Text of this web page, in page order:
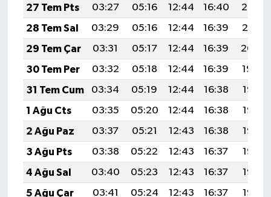
27 Tem Pts
03:27 05:16 12:44 16:40
20:02
28 Tem Sal
03:29 05:16 12:44 16:39
20:01
29 Tem Çar
03:31 05:17 12:44 16:39
20:00
30 Tem Per
03:32 05:18 12:44 16:39
19:59
31 Tem Cum
03:34 05:19 12:44 16:38
19:58
1 Ağu Cts
03:35 05:20 12:44 16:38
19:57
2 Ağu Paz
03:37 05:21 12:43 16:38
19:56
3 Ağu Pts
03:38 05:22 12:43 16:37
19:55
4 Ağu Sal
03:40 05:23 12:43 16:37
19:53
5 Ağu Çar
03:41 05:24 12:43 16:37
19:52
Diyarbakır Müftülüğü
Düzce Müftülüğü
Edirne Müftülüğü
Elazığ Müftülüğü
Erzincan Müftülüğü
Erzurum Müftülüğü
Eskişehir Müftülüğü
İhtida Haberleri
YAŞAM